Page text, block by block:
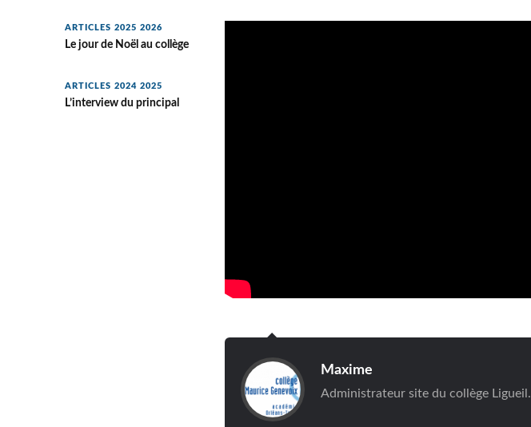
ARTICLES 2025 2026
Le jour de Noël au collège
ARTICLES 2024 2025
L’interview du principal
Maxime
Administrateur site du collège Ligueil.